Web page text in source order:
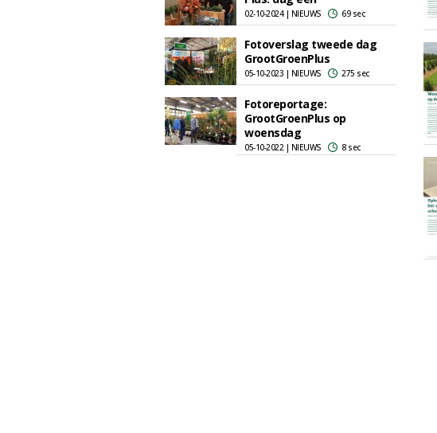
02-10-2024 | NIEUWS 69 sec
Fotoverslag tweede dag
GrootGroenPlus
05-10-2023 | NIEUWS 275 sec
Fotoreportage:
GrootGroenPlus op
woensdag
05-10-2022 | NIEUWS 8 sec